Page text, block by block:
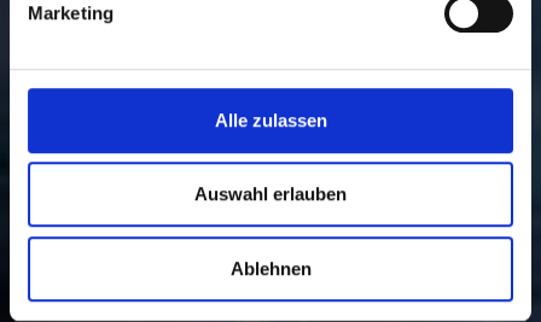
Marketing
Alle zulassen
Auswahl erlauben
Ablehnen